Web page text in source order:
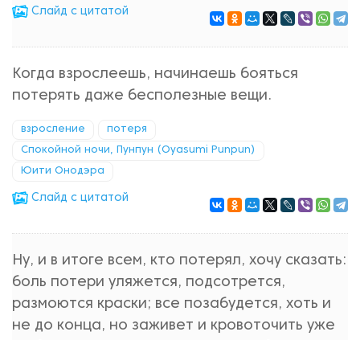
Cлайд с цитатой
Когда взрослеешь, начинаешь бояться
потерять даже бесполезные вещи.
взросление потеря
Спокойной ночи, Пунпун (Oyasumi Punpun)
Юити Онодэра
Cлайд с цитатой
Ну, и в итоге всем, кто потерял, хочу сказать:
боль потери уляжется, подсотрется,
размоются краски; все позабудется, хоть и
не до конца, но заживет и кровоточить уже